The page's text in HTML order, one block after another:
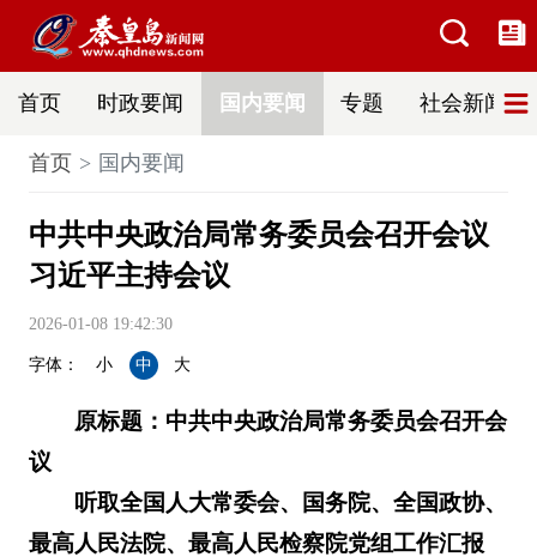
首页 时政要闻 国内要闻 专题 社会新闻
首页 国内要闻
中共中央政治局常务委员会召开会议
习近平主持会议
2026-01-08 19:42:30
字体： 小 中 大
原标题：中共中央政治局常务委员会召开会
议
听取全国人大常委会、国务院、全国政协、
最高人民法院、最高人民检察院党组工作汇报